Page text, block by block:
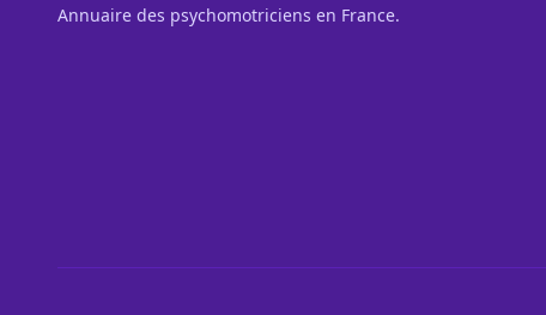
Annuaire des psychomotriciens en France.